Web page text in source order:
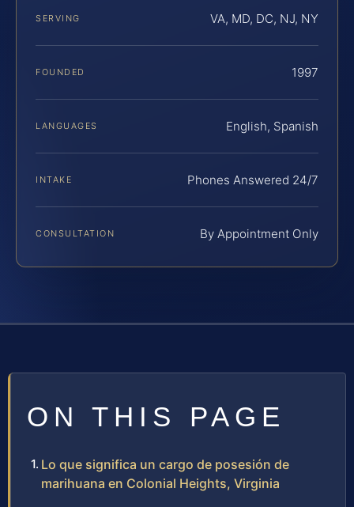
SERVING VA, MD, DC, NJ, NY
FOUNDED 1997
LANGUAGES English, Spanish
INTAKE Phones Answered 24/7
CONSULTATION By Appointment Only
ON THIS PAGE
Lo que significa un cargo de posesión de
marihuana en Colonial Heights, Virginia